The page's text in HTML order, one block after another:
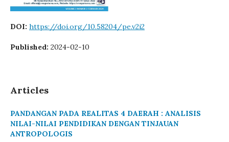
DOI: https://doi.org/10.58204/pe.v2i2
Published: 2024-02-10
Articles
PANDANGAN PADA REALITAS 4 DAERAH : ANALISIS
NILAI-NILAI PENDIDIKAN DENGAN TINJAUAN
ANTROPOLOGIS